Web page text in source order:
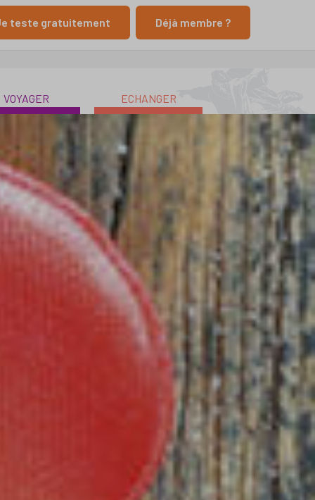
teste gratuitement Déjà membre ?
VOYAGER ECHANGER